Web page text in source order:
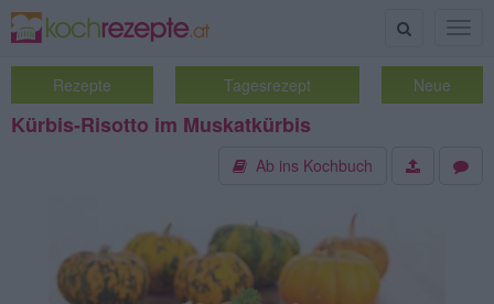
Suche
Rezepte Tagesrezept Neue
Kürbis-Risotto im Muskatkürbis
Ab ins Kochbuch